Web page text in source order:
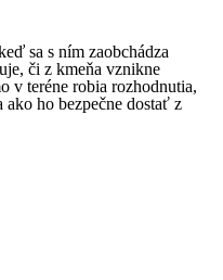
sa s ním zaobchádza
či z kmeňa vznikne
v teréne robia rozhodnutia,
ho bezpečne dostať z